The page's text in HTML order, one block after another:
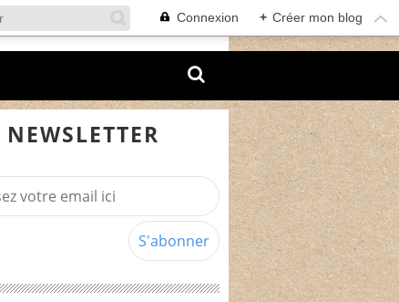
Connexion + Créer mon blog
NEWSLETTER